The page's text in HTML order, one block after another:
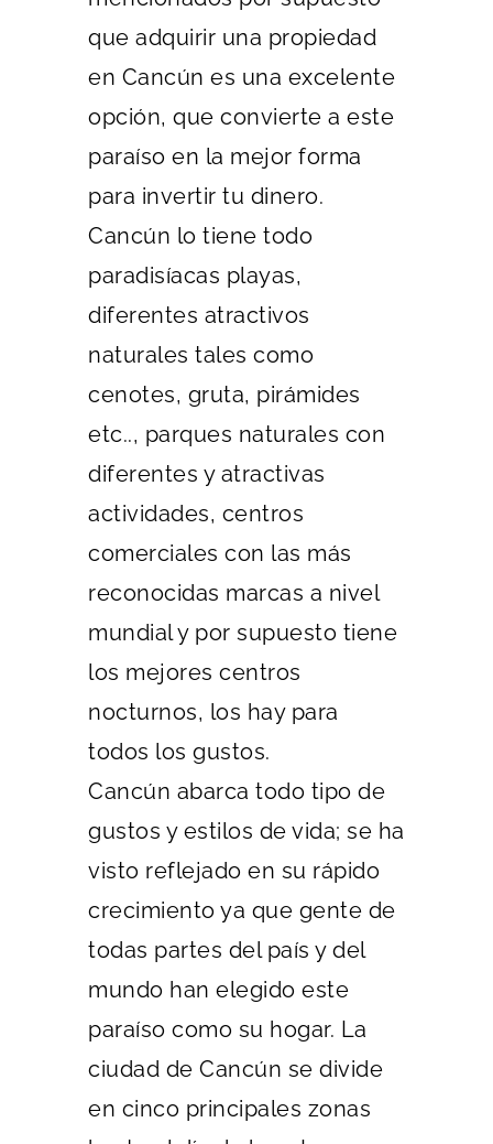
que adquirir una propiedad
en Cancún es una excelente
opción, que convierte a este
paraíso en la mejor forma
para invertir tu dinero.
Cancún lo tiene todo
paradisíacas playas,
diferentes atractivos
naturales tales como
cenotes, gruta, pirámides
etc.., parques naturales con
diferentes y atractivas
actividades, centros
comerciales con las más
reconocidas marcas a nivel
mundial y por supuesto tiene
los mejores centros
nocturnos, los hay para
todos los gustos.
Cancún abarca todo tipo de
gustos y estilos de vida; se ha
visto reflejado en su rápido
crecimiento ya que gente de
todas partes del país y del
mundo han elegido este
paraíso como su hogar. La
ciudad de Cancún se divide
en cinco principales zonas